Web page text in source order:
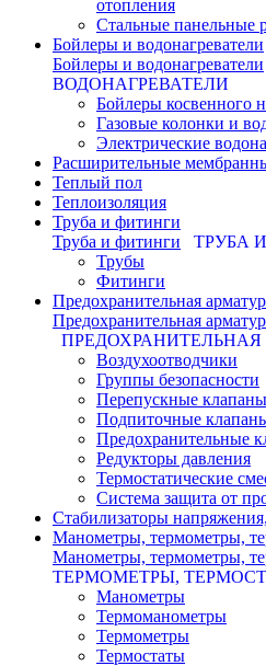
отопления
Стальные панельные
Бойлеры и водонагреватели
Бойлеры и водонагреватели
ВОДОНАГРЕВАТЕЛИ
Бойлеры косвенного
Газовые колонки и
Электрические
Расширительные
Теплый пол
Теплоизоляция
Труба и фитинги
Труба и фитинги
ТРУБА
Трубы
Фитинги
Предохранительная
Предохранительная
ПРЕДОХРАНИТЕЛЬНАЯ
Воздухоотводчики
Группы безопасности
Перепускные клапаны
Подпиточные
Предохранительные
Редукторы давления
Термостатические
Система защита от
Стабилизаторы
Манометры, термометры,
Манометры, термометры,
ТЕРМОМЕТРЫ,
Манометры
Термоманометры
Термометры
Термостаты